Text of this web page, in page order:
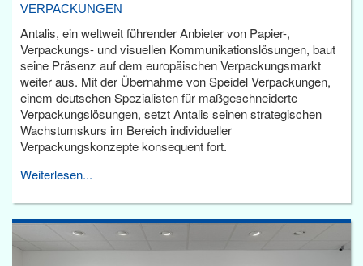
VERPACKUNGEN
Antalis, ein weltweit führender Anbieter von Papier-,
Verpackungs- und visuellen Kommunikationslösungen, baut
seine Präsenz auf dem europäischen Verpackungsmarkt
weiter aus. Mit der Übernahme von Speidel Verpackungen,
einem deutschen Spezialisten für maßgeschneiderte
Verpackungslösungen, setzt Antalis seinen strategischen
Wachstumskurs im Bereich individueller
Verpackungskonzepte konsequent fort.
Weiterlesen...